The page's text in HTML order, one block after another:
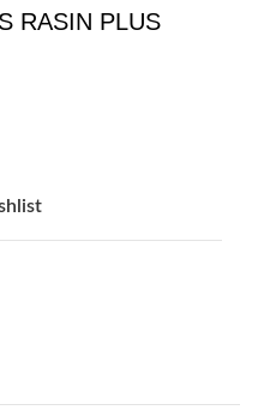
RASIN PLUS